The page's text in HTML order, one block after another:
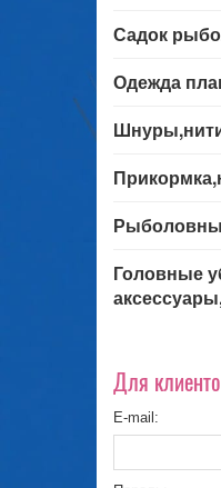
Садок
Одежда
Головные
Для
E-mail: